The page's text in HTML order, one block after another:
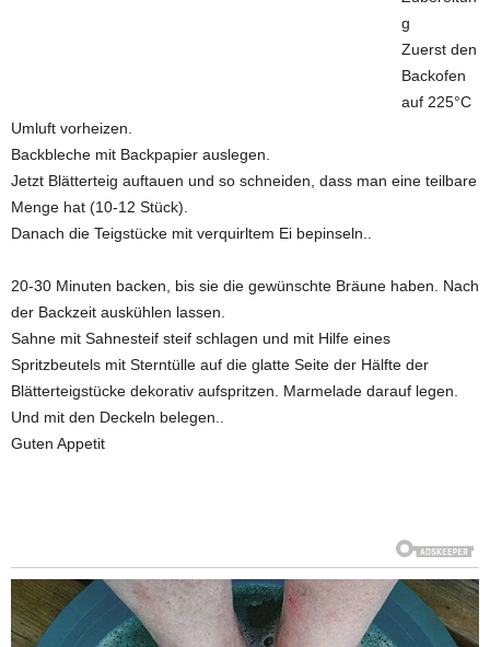
g
Zuerst den
Backofen
auf 225°C
Umluft vorheizen.
Backbleche mit Backpapier auslegen.
Jetzt Blätterteig auftauen und so schneiden, dass man eine teilbare
Menge hat (10-12 Stück).
Danach die Teigstücke mit verquirltem Ei bepinseln..
20-30 Minuten backen, bis sie die gewünschte Bräune haben. Nach
der Backzeit auskühlen lassen.
Sahne mit Sahnesteif steif schlagen und mit Hilfe eines
Spritzbeutels mit Sterntülle auf die glatte Seite der Hälfte der
Blätterteigstücke dekorativ aufspritzen. Marmelade darauf legen.
Und mit den Deckeln belegen..
Guten Appetit